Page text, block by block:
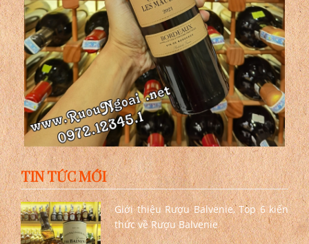
TIN TỨC MỚI
Giới thiệu Rượu Balvenie, Top 6 kiến
thức về Rượu Balvenie